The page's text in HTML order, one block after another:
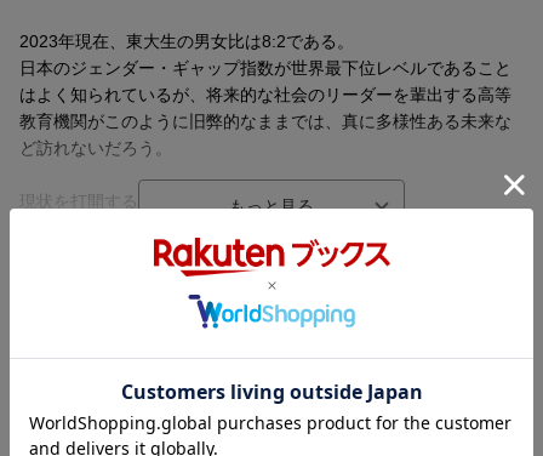
2023年現在、東大生の男女比は8:2である。
日本のジェンダー・ギャップ指数が世界最下位レベルであること
はよく知られているが、将来的な社会のリーダーを輩出する高等
教育機関がこのように旧弊的なままでは、真に多様性ある未来な
ど訪れないだろう。
現状を打開するには何が必要なのか。
東大の知られざるジェンダー史をつまびらかにし、アメリカでの
取り組み例も独自取材。
自身の経験や反省もふまえて、日本の大学、そして日本社会のあ
り方そのものを問いなおす覚悟の書。
【目次】
序 章 男だらけの現状
内容紹介（「BOOK」データベースより）
ダー・ギャップ指数が世界最下位レベルであることはよく知られ
ているが、将来的な社会のリーダーを輩出する高等教育機関がこ
のように旧弊的なままでは、真に多様性ある未来など訪れないだ
ろう。現状を打開するには何が必要なのか。現役の副学長でもあ